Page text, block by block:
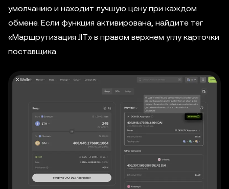
умолчанию и находит лучшую цену при каждом
обмене. Если функция активирована, найдите тег
«Маршрутизация JIT» в правом верхнем углу карточки
поставщика.